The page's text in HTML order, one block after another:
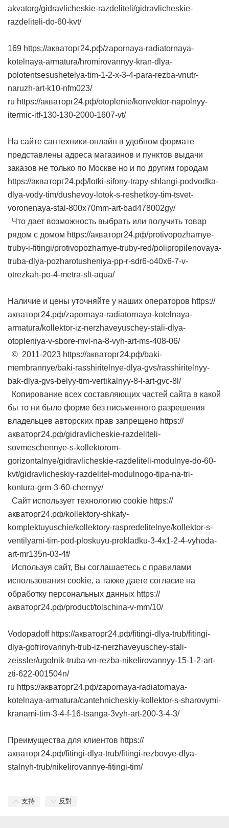
akvatorg/gidravlicheskie-razdeliteli/gidravlicheskie-
razdeliteli-do-60-kvt/
169 https://акваторг24.рф/zapornaya-radiatornaya-
kotelnaya-armatura/hromirovannyy-kran-dlya-
polotentsesushetelya-tim-1-2-x-3-4-para-rezba-vnutr-
naruzh-art-k10-nfm023/
ru https://акваторг24.рф/otoplenie/konvektor-napolnyy-
itermic-itf-130-130-2000-1607-vt/
На сайте сантехники-онлайн в удобном формате
представлены адреса магазинов и пунктов выдачи
заказов не только по Москве но и по другим городам
https://акваторг24.рф/lotki-sifony-trapy-shlangi-podvodka-
dlya-vody-tim/dushevoy-lotok-s-reshetkoy-tim-tsvet-
voronenaya-stal-800x70mm-art-bad478002gy/
Что дает возможность выбрать или получить товар
рядом с домом https://акваторг24.рф/protivopozharnye-
truby-i-fitingi/protivopozharnye-truby-red/polipropilenovaya-
truba-dlya-pozharotusheniya-pp-r-sdr6-o40x6-7-v-
otrezkah-po-4-metra-slt-aqua/
Наличие и цены уточняйте у наших операторов https://
акваторг24.рф/zapornaya-radiatornaya-kotelnaya-
armatura/kollektor-iz-nerzhaveyuschey-stali-dlya-
otopleniya-v-sbore-mvi-na-8-vyh-art-ms-408-06/
© 2011-2023 https://акваторг24.рф/baki-
membrannye/baki-rasshiritelnye-dlya-gvs/rasshiritelnyy-
bak-dlya-gvs-belyy-tim-vertikalnyy-8-l-art-gvc-8l/
Копирование всех составляющих частей сайта в какой
бы то ни было форме без письменного разрешения
владельцев авторских прав запрещено https://
акваторг24.рф/gidravlicheskie-razdeliteli-
sovmeschennye-s-kollektorom-
gorizontalnye/gidravlicheskie-razdeliteli-modulnye-do-60-
kvt/gidravlicheskiy-razdelitel-modulnogo-tipa-na-tri-
kontura-grm-3-60-chernyy/
Сайт использует технологию cookie https://
акваторг24.рф/kollektory-shkafy-
komplektuyuschie/kollektory-raspredelitelnye/kollektor-s-
ventilyami-tim-pod-ploskuyu-prokladku-3-4x1-2-4-vyhoda-
art-mr135n-03-4f/
Используя сайт, Вы соглашаетесь с правилами
использования cookie, а также даете согласие на
обработку персональных данных https://
акваторг24.рф/product/tolschina-v-mm/10/
Vodopadoff https://акваторг24.рф/fitingi-dlya-trub/fitingi-
dlya-gofrirovannyh-trub-iz-nerzhaveyuschey-stali-
zeissler/ugolnik-truba-vn-rezba-nikelirovannyy-15-1-2-art-
zti-622-001504n/
ru https://акваторг24.рф/zapornaya-radiatornaya-
kotelnaya-armatura/cantehnicheskiy-kollektor-s-sharovymi-
kranami-tim-3-4-f-16-tsanga-3vyh-art-200-3-4-3/
Преимущества для клиентов https://
акваторг24.рф/fitingi-dlya-trub/fitingi-rezbovye-dlya-
stalnyh-trub/nikelirovannye-fitingi-tim/
支持 反對